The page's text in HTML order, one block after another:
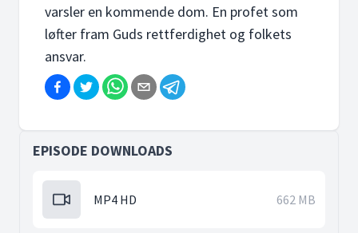
varsler en kommende dom. En profet som
løfter fram Guds rettferdighet og folkets
ansvar.
EPISODE DOWNLOADS
MP4 HD 662 MB